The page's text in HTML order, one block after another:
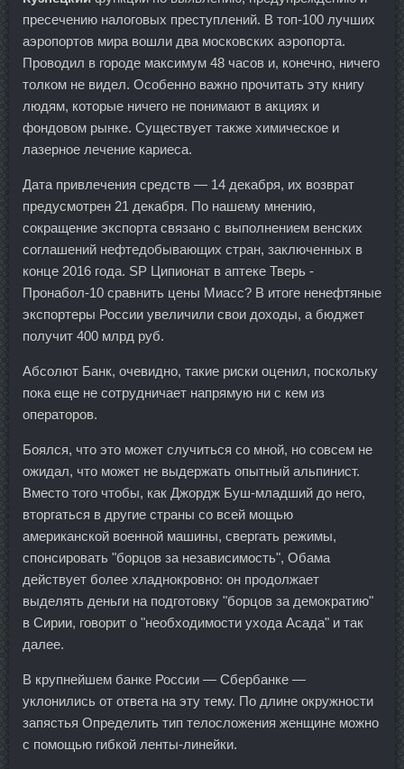
пресечению налоговых преступлений. В топ-100 лучших
аэропортов мира вошли два московских аэропорта.
Проводил в городе максимум 48 часов и, конечно, ничего
толком не видел. Особенно важно прочитать эту книгу
людям, которые ничего не понимают в акциях и
фондовом рынке. Существует также химическое и
лазерное лечение кариеса.
Дата привлечения средств — 14 декабря, их возврат
предусмотрен 21 декабря. По нашему мнению,
сокращение экспорта связано с выполнением венских
соглашений нефтедобывающих стран, заключенных в
конце 2016 года. SP Ципионат в аптеке Тверь -
Пронабол-10 сравнить цены Миасс? В итоге ненефтяные
экспортеры России увеличили свои доходы, а бюджет
получит 400 млрд руб.
Абсолют Банк, очевидно, такие риски оценил, поскольку
пока еще не сотрудничает напрямую ни с кем из
операторов.
Боялся, что это может случиться со мной, но совсем не
ожидал, что может не выдержать опытный альпинист.
Вместо того чтобы, как Джордж Буш-младший до него,
вторгаться в другие страны со всей мощью
американской военной машины, свергать режимы,
спонсировать "борцов за независимость", Обама
действует более хладнокровно: он продолжает
выделять деньги на подготовку "борцов за демократию"
в Сирии, говорит о "необходимости ухода Асада" и так
далее.
В крупнейшем банке России — Сбербанке —
уклонились от ответа на эту тему. По длине окружности
запястья Определить тип телосложения женщине можно
с помощью гибкой ленты-линейки.